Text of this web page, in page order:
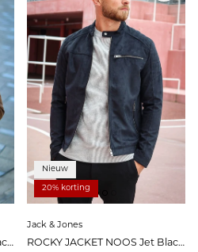
ROCKY JACKET NOOS Cognac Fake suede
Nieuw
20% korting
Jack & Jones
ROCKY JACKET NOOS Jet Black Fake suede